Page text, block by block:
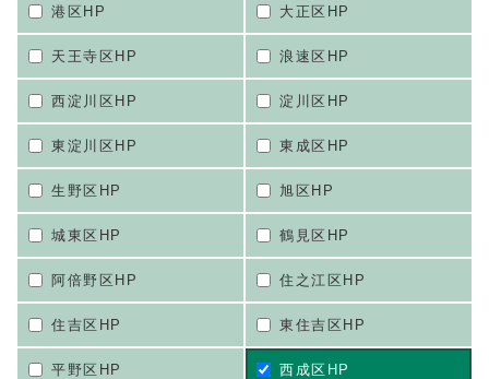
港区HP 大正区HP
天王寺区HP 浪速区HP
西淀川区HP 淀川区HP
東淀川区HP 東成区HP
生野区HP 旭区HP
城東区HP 鶴見区HP
阿倍野区HP 住之江区HP
住吉区HP 東住吉区HP
平野区HP 西成区HP